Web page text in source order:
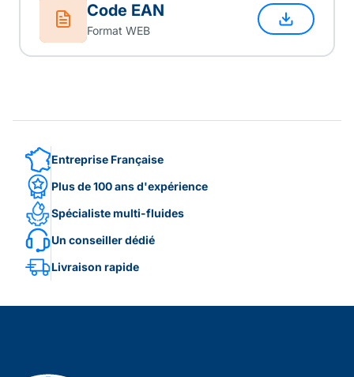
Code EAN
Format WEB
Entreprise Française
Plus de 100 ans d'expérience
Spécialiste multi-fluides
Un conseiller dédié
Livraison rapide